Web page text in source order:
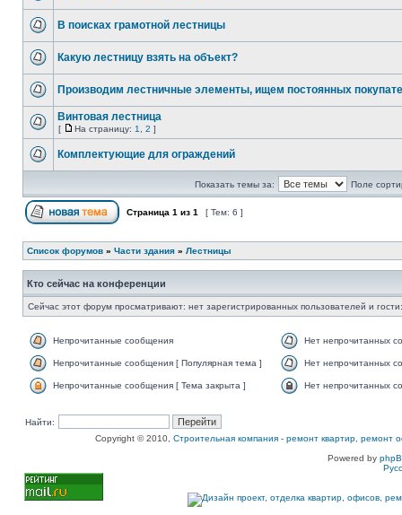
В поисках грамотной лестницы
Какую лестницу взять на объект?
Производим лестничные элементы, ищем постоянных
Винтовая лестница
[ На страницу: 1 2 ]
Комплектующие для ограждений
Показать темы за: Поле
Страница 1 из 1 [ Тем: 6 ]
Список форумов » Части здания » Лестницы
Кто сейчас на конференции
Сейчас этот форум просматривают: нет зарегистрированных пользователей и
Непрочитанные сообщения Нет непрочитанных
Непрочитанные сообщения [ Популярная тема ] Нет непрочитанных
Непрочитанные сообщения [ Тема закрыта ] Нет непрочитанных
Найти:
Copyright © 2010, Строительная компания - ремонт квартир, ремонт
Powered by